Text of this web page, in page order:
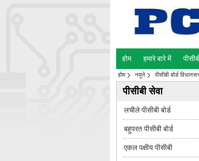
होम हमारे बारे में
होम नमूने पीसीबी बोर्ड
पीसीबी सेवा
लचीले पीसीबी बोर्ड
बहुपरत पीसीबी बोर्ड
एकल पक्षीय पीसीबी